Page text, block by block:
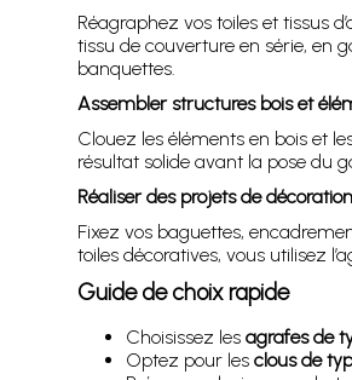
Réagraphez vos toiles et tissus
tissu de couverture en série, en
banquettes.
Assembler structures bois et
Clouez les éléments en bois et
résultat solide avant la pose du
Réaliser des projets de
Fixez vos baguettes,
toiles décoratives, vous utilisez
Guide de choix rapide
Choisissez les agrafes de
Optez pour les clous de